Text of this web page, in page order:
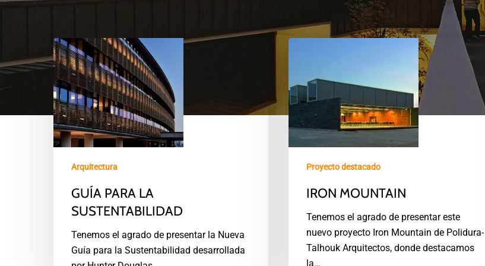
Arquitectura
GUÍA PARA LA
SUSTENTABILIDAD
Tenemos el agrado de presentar la Nueva
Guía para la Sustentabilidad desarrollada
Proyecto destacado
IRON MOUNTAIN
Tenemos el agrado de presentar este
nuevo proyecto Iron Mountain de Polidura-
Talhouk Arquitectos, donde destacamos
la…